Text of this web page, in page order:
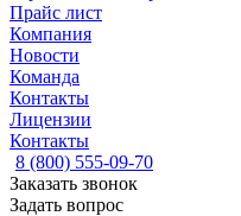
Прайс лист
Компания
Новости
Команда
Контакты
Лицензии
Контакты
8 (800) 555-09-70
Заказать звонок
Задать вопрос